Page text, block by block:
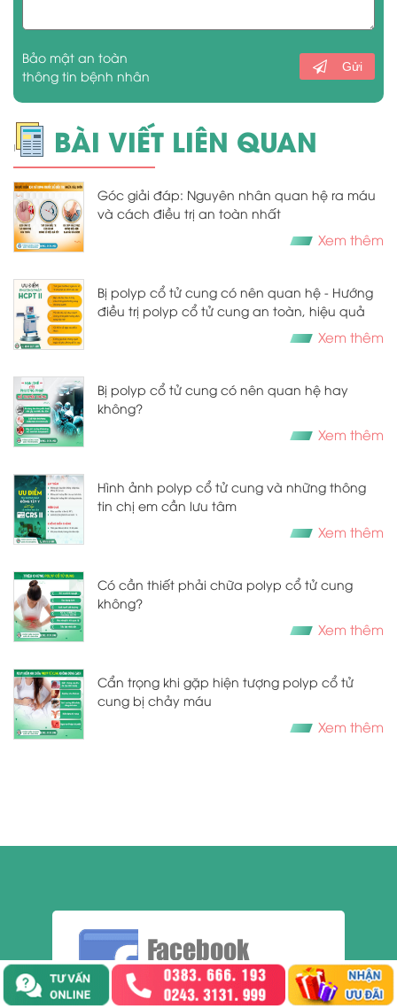
Bảo mật an toàn
thông tin bệnh nhân
Gửi
BÀI VIẾT LIÊN QUAN
Góc giải đáp: Nguyên nhân quan hệ ra máu
và cách điều trị an toàn nhất
Xem thêm
Bị polyp cổ tử cung có nên quan hệ - Hướng
điều trị polyp cổ tử cung an toàn, hiệu quả
Xem thêm
Bị polyp cổ tử cung có nên quan hệ hay
không?
Xem thêm
Hình ảnh polyp cổ tử cung và những thông
tin chị em cần lưu tâm
Xem thêm
Có cần thiết phải chữa polyp cổ tử cung
không?
Xem thêm
Cẩn trọng khi gặp hiện tượng polyp cổ tử
cung bị chảy máu
Xem thêm
Facebook
Kết nối dễ dàng